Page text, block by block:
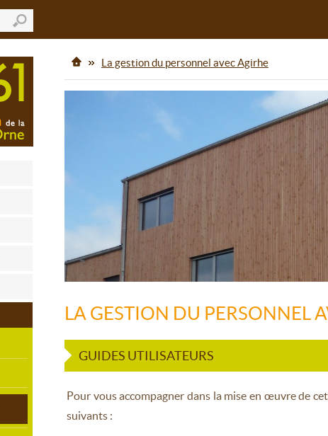
La gestion du personnel avec Agirhe
LA GESTION DU PERSONNEL
GUIDES UTILISATEURS
Pour vous accompagner dans la mise en œuvre de
suivants :